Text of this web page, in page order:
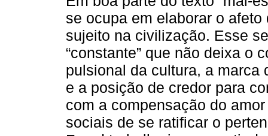
se ocupa em elaborar o
sujeito na civilização. Esse
“constante” que não deixa o
pulsional da cultura, a
e a posição de credor para
com a compensação do
sociais de se ratificar o